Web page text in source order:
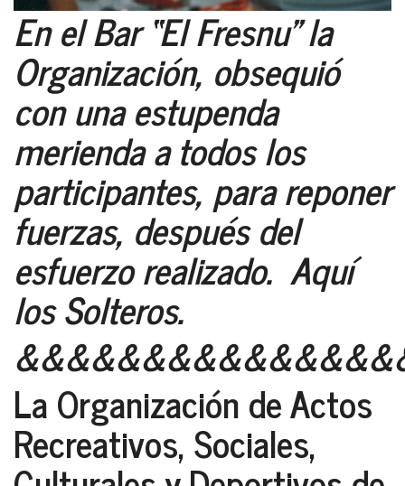
En el Bar “El Fresnu” la
Organización, obsequió
con una estupenda
merienda a todos los
participantes, para reponer
fuerzas, después del
esfuerzo realizado. Aquí
los Solteros.
La Organización de Actos
Recreativos, Sociales,